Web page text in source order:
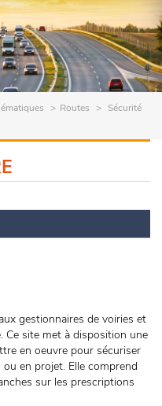
Routes
Sécurité
gestionnaires de voiries et
Ce site met à disposition une
en oeuvre pour sécuriser
en projet. Elle comprend
sur les prescriptions